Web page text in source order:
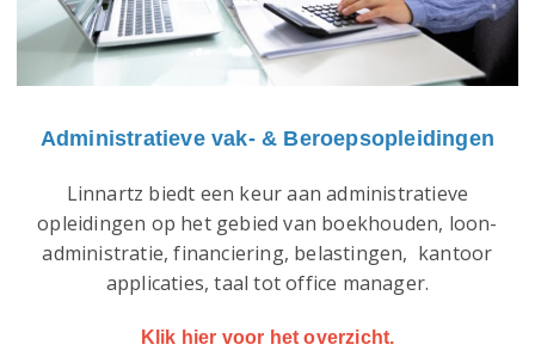
Administratieve vak- & Beroepsopleidingen
Linnartz biedt een keur aan administratieve
opleidingen op het gebied van boekhouden, loon-
administratie, financiering, belastingen, kantoor
applicaties, taal tot office manager.
Klik hier voor het overzicht.